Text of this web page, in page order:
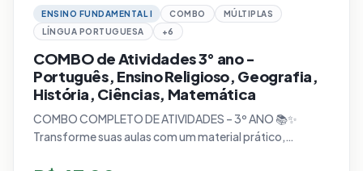
ENSINO FUNDAMENTAL I COMBO
MÚLTIPLAS
LÍNGUA PORTUGUESA
+6
COMBO de Atividades 3° ano -
Português, Ensino Religioso, Geografia,
História, Ciências, Matemática
COMBO COMPLETO DE ATIVIDADES – 3º ANO 📚✨
Transforme suas aulas com um material prático,